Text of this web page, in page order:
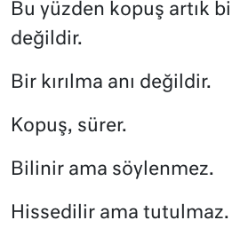
Bu yüzden kopuş artık
değildir.
Bir kırılma anı değildir.
Kopuş, sürer.
Bilinir ama söylenmez.
Hissedilir ama tutulmaz.